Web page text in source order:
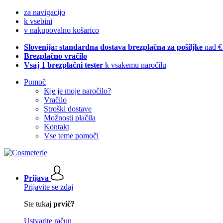
za navigacijo
k vsebini
v nakupovalno košarico
Slovenija: standardna dostava brezplačna za pošiljke nad
Brezplačno vračilo
Vsaj 1 brezplačni tester k vsakemu naročilu
Pomoč
Kje je moje naročilo?
Vračilo
Stroški dostave
Možnosti plačila
Kontakt
Vse teme pomoči
Prijava
Prijavite se zdaj
Ste tukaj prvič?
Ustvarite račun